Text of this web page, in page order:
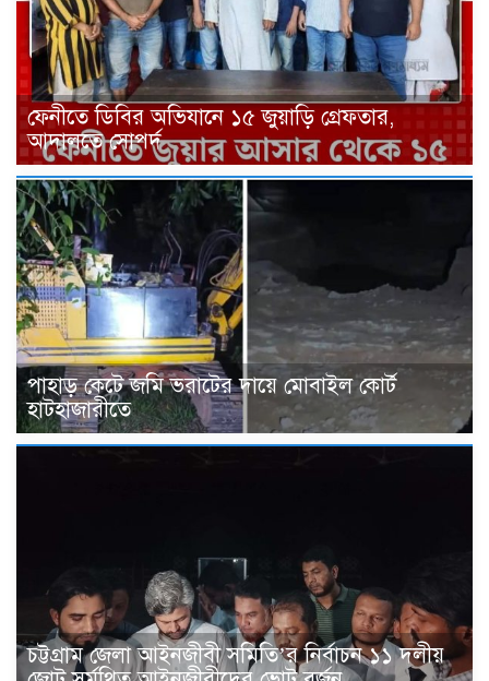
ফেনীতে ডিবির অভিযানে ১৫ জুয়াড়ি গ্রেফতার,
আদালতে সোপর্দ
পাহাড় কেটে জমি ভরাটের দায়ে মোবাইল কোর্ট
হাটহাজারীতে
চট্টগ্রাম জেলা আইনজীবী সমিতি’র নির্বাচন ১১ দলীয়